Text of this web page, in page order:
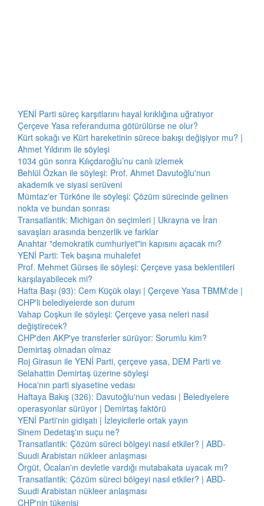
YENİ Parti süreç karşıtlarını hayal kırıklığına uğratıyor
Çerçeve Yasa referanduma götürülürse ne olur?
Kürt sokağı ve Kürt hareketinin sürece bakışı değişiyor mu? |
Ahmet Yıldırım ile söyleşi
1034 gün sonra Kılıçdaroğlu’nu canlı izlemek
Behlül Özkan ile söyleşi: Prof. Ahmet Davutoğlu'nun
akademik ve siyasi serüveni
Mümtaz'er Türköne ile söyleşi: Çözüm sürecinde gelinen
nokta ve bundan sonrası
Transatlantik: Michigan ön seçimleri | Ukrayna ve İran
savaşları arasında benzerlik ve farklar
Anahtar "demokratik cumhuriyet"in kapısını açacak mı?
YENİ Parti: Tek başına muhalefet
Prof. Mehmet Gürses ile söyleşi: Çerçeve yasa beklentileri
karşılayabilecek mi?
Hafta Başı (93): Cem Küçük olayı | Çerçeve Yasa TBMM'de |
CHP'li belediyelerde son durum
Vahap Coşkun ile söyleşi: Çerçeve yasa neleri nasıl
değiştirecek?
CHP'den AKP'ye transferler sürüyor: Sorumlu kim?
Demirtaş olmadan olmaz
Roj Girasun ile YENİ Parti, çerçeve yasa, DEM Parti ve
Selahattin Demirtaş üzerine söyleşi
Hoca'nın parti siyasetine vedası
Haftaya Bakış (326): Davutoğlu'nun vedası | Belediyelere
operasyonlar sürüyor | Demirtaş faktörü
YENİ Parti'nin gidişatı | İzleyicilerle ortak yayın
Sinem Dedetaş'ın suçu ne?
Transatlantik: Çözüm süreci bölgeyi nasıl etkiler? | ABD-
Suudi Arabistan nükleer anlaşması
Örgüt, Öcalan'ın devletle vardığı mutabakata uyacak mı?
Transatlantik: Çözüm süreci bölgeyi nasıl etkiler? | ABD-
Suudi Arabistan nükleer anlaşması
CHP'nin tükenişi